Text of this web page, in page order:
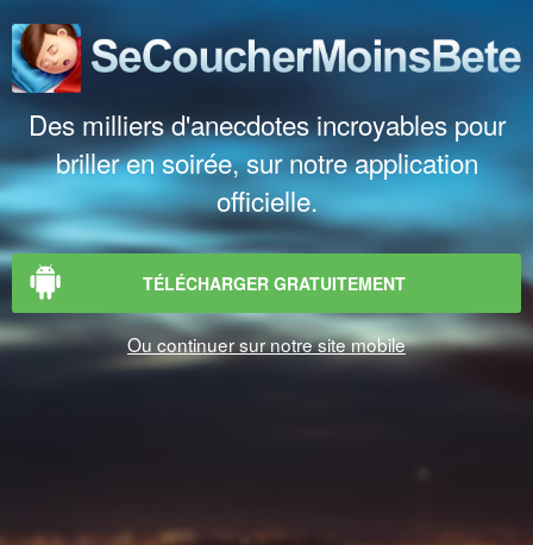
Des milliers d'anecdotes incroyables pour
briller en soirée, sur notre application
officielle.
TÉLÉCHARGER GRATUITEMENT
Ou continuer sur notre site mobile